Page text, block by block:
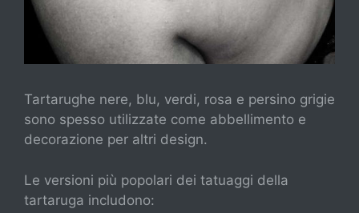
Tartarughe nere, blu, verdi, rosa e persino grigie
sono spesso utilizzate come abbellimento e
decorazione per altri design.
Le versioni più popolari dei tatuaggi della
tartaruga includono: